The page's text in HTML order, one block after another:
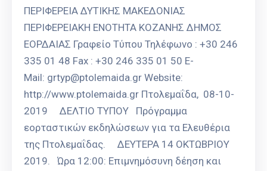
ΠΕΡΙΦΕΡΕΙΑ ΔΥΤΙΚΗΣ ΜΑΚΕΔΟΝΙΑΣ
ΠΕΡΙΦΕΡΕΙΑΚΗ ΕΝΟΤΗΤΑ ΚΟΖΑΝΗΣ ΔΗΜΟΣ
ΕΟΡΔΑΙΑΣ Γραφείο Τύπου Τηλέφωνο : +30 246
335 01 48 Fax : +30 246 335 01 50 E-
Mail: grtyp@ptolemaida.gr Website:
http://www.ptolemaida.gr Πτολεμαΐδα, 08-10-
2019 ΔΕΛΤΙΟ ΤΥΠΟΥ Πρόγραμμα
εορταστικών εκδηλώσεων για τα Ελευθέρια
της Πτολεμαΐδας. ΔΕΥΤΕΡΑ 14 ΟΚΤΩΒΡΙΟΥ
2019. Ώρα 12:00: Επιμνημόσυνη δέηση και